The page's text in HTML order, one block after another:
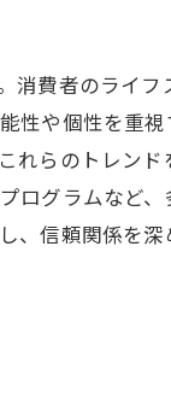
消費者のライ
性や個性を重
れらのトレン
ログラムなど
信頼関係を深